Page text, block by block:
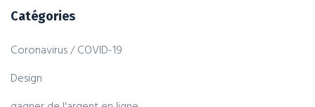
Catégories
Coronavirus / COVID-19
Design